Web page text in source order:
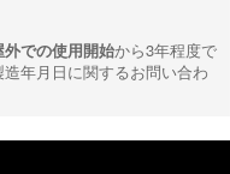
外での使用開始から3年程度で
年月日に関するお問い合わ